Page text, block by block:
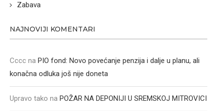
Zabava
NAJNOVIJI KOMENTARI
Cccc na PIO fond: Novo povećanje penzija i dalje u planu, ali
konačna odluka još nije doneta
Upravo tako na POŽAR NA DEPONIJI U SREMSKOJ MITROVICI